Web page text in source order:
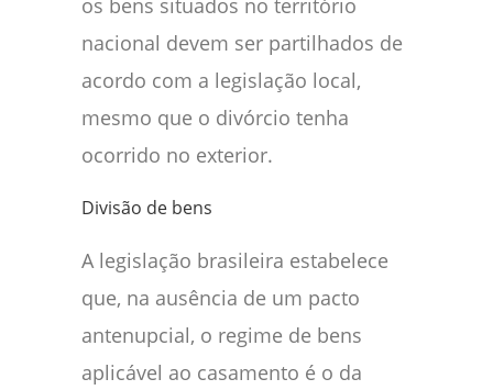
os bens situados no território
nacional devem ser partilhados de
acordo com a legislação local,
mesmo que o divórcio tenha
ocorrido no exterior.
Divisão de bens
A legislação brasileira estabelece
que, na ausência de um pacto
antenupcial, o regime de bens
aplicável ao casamento é o da